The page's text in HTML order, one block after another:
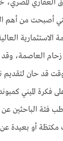
العقاري
أكتوبر، والتي أصبحت
زحام العاصمة،
قد حان
فكرة الميني
فئة الباحثين
مكتظة أو بعيدة